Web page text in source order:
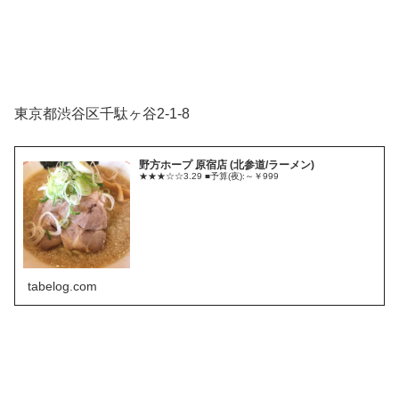
東京都渋谷区千駄ヶ谷2-1-8
野方ホープ 原宿店 (北参道/ラーメン)
★★★☆☆3.29 ■予算(夜):～￥999
tabelog.com